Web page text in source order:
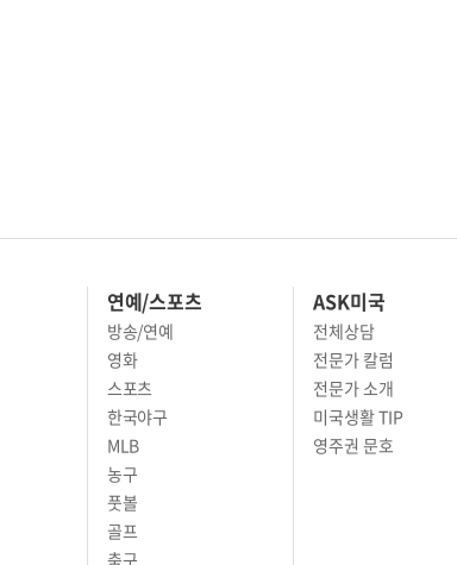
연예/스포츠
방송/연예
영화
스포츠
한국야구
MLB
농구
풋볼
ASK미국
전체상담
전문가 칼럼
전문가 소개